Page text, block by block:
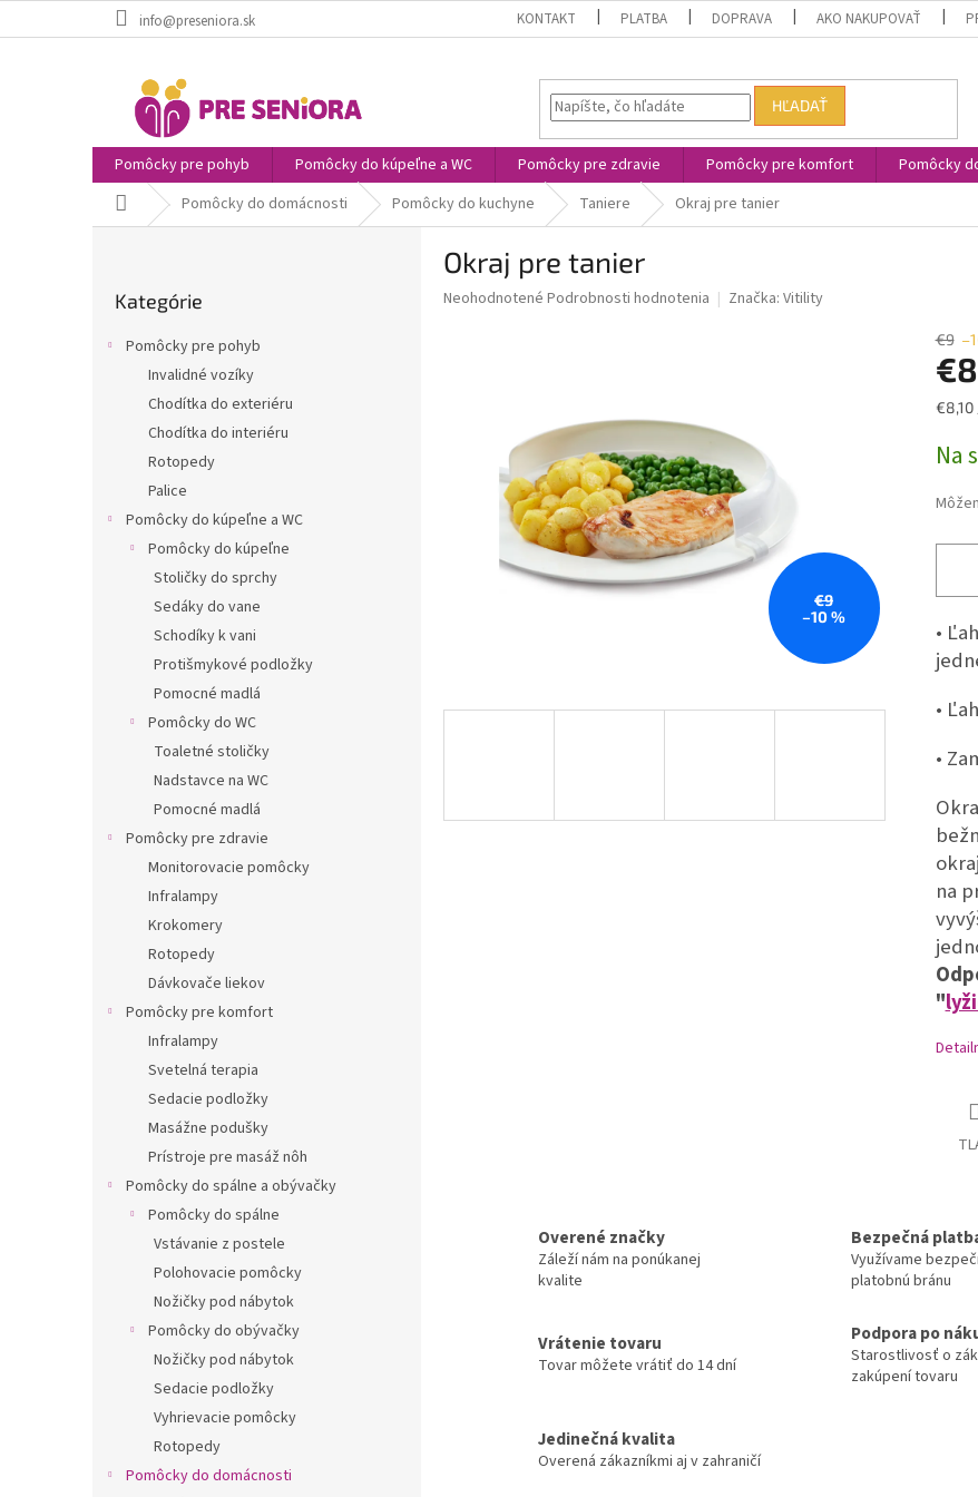
info@preseniora.sk KONTAKT PLATBA DOPRAVA AKO NAKUPOVAŤ
HĽADAŤ
Pomôcky pre pohyb Pomôcky do kúpeľne a WC Pomôcky pre zdravie Pomôcky pre komfort Pomôcky
DomovPomôcky do domácnosti Pomôcky do kuchyne Taniere Okraj pre tanier
kategórie
Kategórie
Pomôcky pre pohyb
Invalidné vozíky
Chodítka do exteriéru
Chodítka do interiéru
Rotopedy
Palice
Pomôcky do kúpeľne a WC
Pomôcky do kúpeľne
Stoličky do sprchy
Sedáky do vane
Schodíky k vani
Protišmykové podložky
Pomocné madlá
Pomôcky do WC
Toaletné stoličky
Nadstavce na WC
Pomocné madlá
Pomôcky pre zdravie
Monitorovacie pomôcky
Infralampy
Krokomery
Rotopedy
Dávkovače liekov
Pomôcky pre komfort
Infralampy
Svetelná terapia
Sedacie podložky
Masážne podušky
Prístroje pre masáž nôh
Pomôcky do spálne a obývačky
Pomôcky do spálne
Vstávanie z postele
Polohovacie pomôcky
Nožičky pod nábytok
Pomôcky do obývačky
Nožičky pod nábytok
Sedacie podložky
Vyhrievacie pomôcky
Rotopedy
Pomôcky do domácnosti
Okraj pre tanier
Priemerné
hviezdičiek.
Neohodnotené Podrobnosti hodnotenia Značka: Vitility
€9
–10 %
€9
€8,10
Na
•
•
•
na
"
Overené značky
Záleží nám na ponúkanej
kvalite
Bezpečná
Využívame
platobnú bránu
Vrátenie tovaru
Tovar môžete vrátiť do 14 dní
Podpora po
Starostlivosť o
zakúpení tovaru
Jedinečná kvalita
Overená zákazníkmi aj v zahraničí